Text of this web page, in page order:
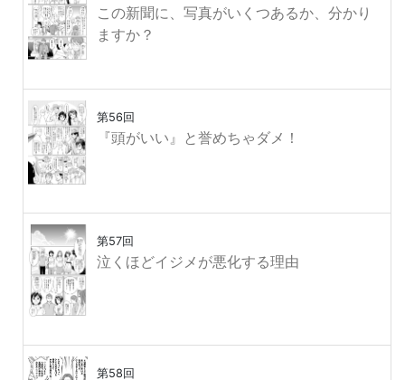
この新聞に、写真がいくつあるか、分かり
ますか？
第56回
『頭がいい』と誉めちゃダメ！
第57回
泣くほどイジメが悪化する理由
第58回